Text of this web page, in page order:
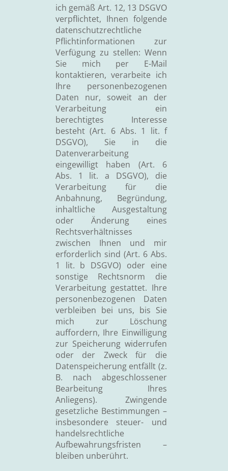
ich gemäß Art. 12, 13 DSGVO
verpflichtet, Ihnen folgende
datenschutzrechtliche
Pflichtinformationen zur
Verfügung zu stellen: Wenn
Sie mich per E-Mail
kontaktieren, verarbeite ich
Ihre personenbezogenen
Daten nur, soweit an der
Verarbeitung ein
berechtigtes Interesse
besteht (Art. 6 Abs. 1 lit. f
DSGVO), Sie in die
Datenverarbeitung
eingewilligt haben (Art. 6
Abs. 1 lit. a DSGVO), die
Verarbeitung für die
Anbahnung, Begründung,
inhaltliche Ausgestaltung
oder Änderung eines
Rechtsverhältnisses
zwischen Ihnen und mir
erforderlich sind (Art. 6 Abs.
1 lit. b DSGVO) oder eine
sonstige Rechtsnorm die
Verarbeitung gestattet. Ihre
personenbezogenen Daten
verbleiben bei uns, bis Sie
mich zur Löschung
auffordern, Ihre Einwilligung
zur Speicherung widerrufen
oder der Zweck für die
Datenspeicherung entfällt (z.
B. nach abgeschlossener
Bearbeitung Ihres
Anliegens). Zwingende
gesetzliche Bestimmungen –
insbesondere steuer- und
handelsrechtliche
Aufbewahrungsfristen –
bleiben unberührt.